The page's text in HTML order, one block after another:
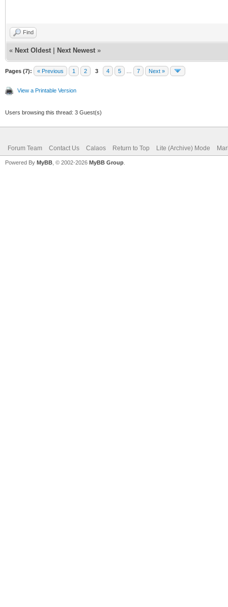
Find
« Next Oldest Next Newest »
Pages (7): « Previous 1 2 3 4 5 7 Next »
View a Printable Version
Users browsing this thread: 3 Guest(s)
Forum Team Contact Us Calaos Return to Top Lite (Archive) Mode
Powered By MyBB , © 2002-2026 MyBB Group